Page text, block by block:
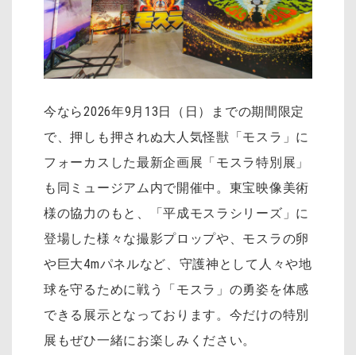
今なら2026年9月13日（日）までの期間限定
で、押しも押されぬ大人気怪獣「モスラ」に
フォーカスした最新企画展「モスラ特別展」
も同ミュージアム内で開催中。東宝映像美術
様の協力のもと、「平成モスラシリーズ」に
登場した様々な撮影プロップや、モスラの卵
や巨大4mパネルなど、守護神として人々や地
球を守るために戦う「モスラ」の勇姿を体感
できる展示となっております。今だけの特別
展もぜひ一緒にお楽しみください。